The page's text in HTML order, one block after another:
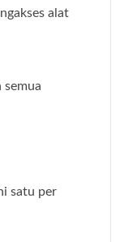
alat
semua
satu per